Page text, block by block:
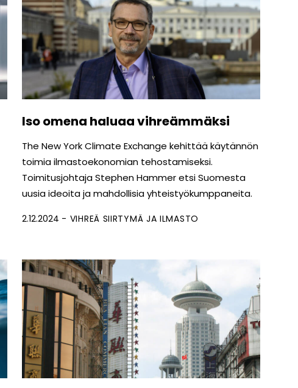
Iso omena haluaa vihreämmäksi
The New York Climate Exchange kehittää käytännön
toimia ilmastoekonomian tehostamiseksi.
Toimitusjohtaja Stephen Hammer etsi Suomesta
uusia ideoita ja mahdollisia yhteistyökumppaneita.
2.12.2024 VIHREÄ SIIRTYMÄ JA ILMASTO